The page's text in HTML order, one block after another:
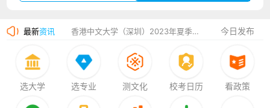
最新资讯 香港中文大学（深圳）2023年夏季高考招生简章
厦门大学嘉庚学院2023年艺术类招生简章
今日发布
选大学 选专业 测文化 校考日历 看政策